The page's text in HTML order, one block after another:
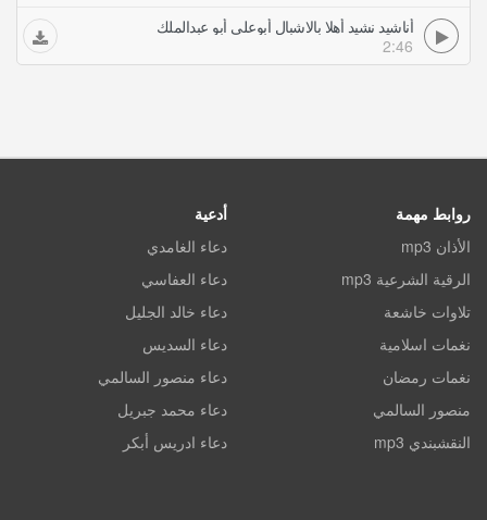
أناشيد نشيد أهلا بالاشبال أبوعلي أبو عبدالملك
2:46
روابط مهمة
الأذان mp3
الرقية الشرعية mp3
تلاوات خاشعة
نغمات اسلامية
نغمات رمضان
منصور السالمي
النقشبندي mp3
أدعية
دعاء الغامدي
دعاء العفاسي
دعاء خالد الجليل
دعاء السديس
دعاء منصور السالمي
دعاء محمد جبريل
دعاء ادريس أبكر